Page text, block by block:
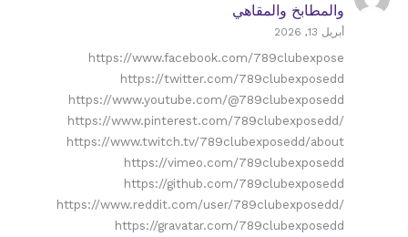
والمطابخ والمقاهي
أبريل 13, 2026
https://www.facebook.com/789clubexpose
https://twitter.com/789clubexposedd
https://www.youtube.com/@789clubexposedd
https://www.pinterest.com/789clubexposedd/
https://www.twitch.tv/789clubexposedd/about
https://vimeo.com/789clubexposedd
https://github.com/789clubexposedd
https://www.reddit.com/user/789clubexposedd/
https://gravatar.com/789clubexposedd